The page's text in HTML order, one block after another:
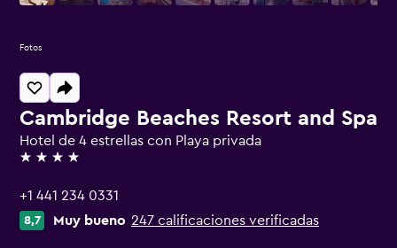
Cambridge Beaches Resort and Spa
Hotel de 4 estrellas con Playa privada
4 estrellas
+1 441 234 0331
8,7 Muy bueno 247 calificaciones verificadas
Fotos